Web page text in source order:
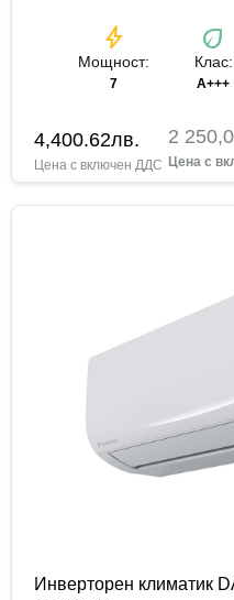
bolt
Мощност:
7
eco
Клас:
A+++
4,400.62лв. 2
Инверторен климатик